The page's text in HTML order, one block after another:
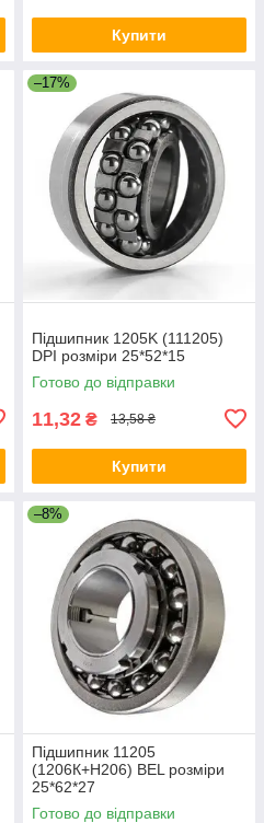
Купити
–17%
Підшипник 1205K (111205)
DPI розміри 25*52*15
Готово до відправки
11,32 ₴ 13,58 ₴
Купити
–8%
Підшипник 11205
(1206К+Н206) BEL розміри
25*62*27
Готово до відправки